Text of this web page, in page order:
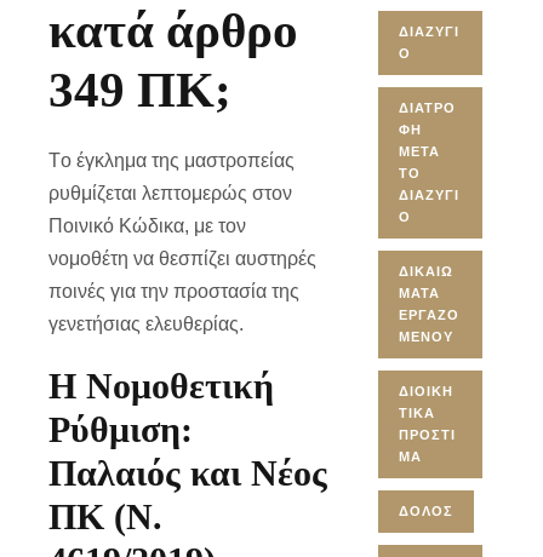
κατά άρθρο
349 ΠΚ;
Tο έγκλημα της μαστροπείας
ρυθμίζεται λεπτομερώς στον
Ποινικό Κώδικα, με τον
νομοθέτη να θεσπίζει αυστηρές
ποινές για την προστασία της
γενετήσιας ελευθερίας.
Η Νομοθετική
Ρύθμιση:
Παλαιός και Νέος
ΠΚ (Ν.
ΔΙΑΖΎΓΙ
Ο
ΔΙΑΤΡΟ
ΦΉ
ΜΕΤΆ
ΤΟ
ΔΙΑΖΎΓΙ
Ο
ΔΙΚΑΙΏ
ΜΑΤΑ
ΕΡΓΑΖΟ
ΜΈΝΟΥ
ΔΙΟΙΚΗ
ΤΙΚΆ
ΠΡΌΣΤΙ
ΜΑ
ΔΌΛΟΣ